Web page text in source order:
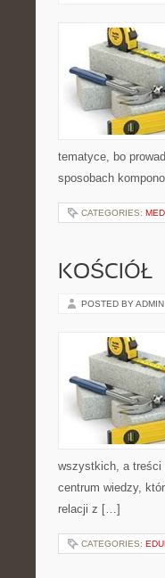
tematyce, bo
sposobach
CATEGORIES:
KOŚCIÓŁ
POSTED BY ADMIN
wszystkich, a treści
centrum wiedzy,
relacji z […]
CATEGORIES: